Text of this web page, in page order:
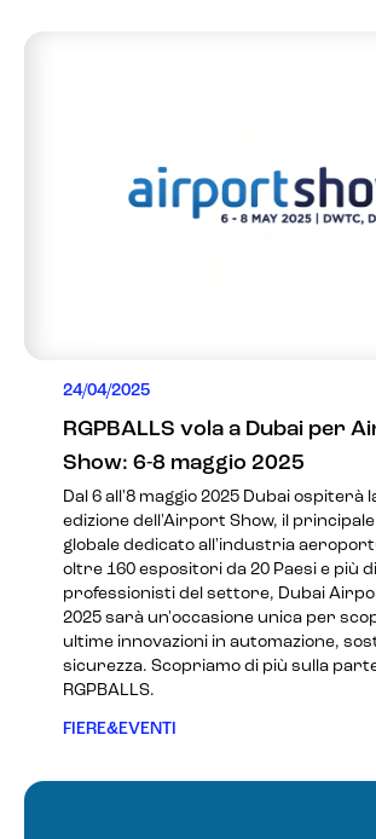
24/04/2025
RGPBALLS vola a Dubai per
Show: 6-8 maggio 2025
Dal 6 all'8 maggio 2025 Dubai ospiterà
edizione dell'Airport Show, il
globale dedicato all'industria
oltre 160 espositori da 20 Paesi e più
professionisti del settore, Dubai
2025 sarà un'occasione unica per
ultime innovazioni in automazione,
sicurezza. Scopriamo di più sulla
RGPBALLS.
FIERE&EVENTI